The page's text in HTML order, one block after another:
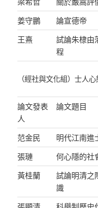
姜守鵬
論宣德帝
王熹
試論朱棣由
程
（經社與文化組）士人
論文發表
人
論文題目
范金民 明代江南進
張璉
何心隱的社
黃桂蘭
試論明清之
識